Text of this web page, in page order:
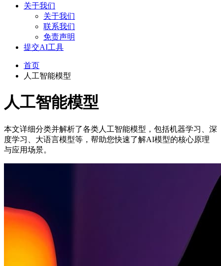
关于我们
关于我们
联系我们
免责声明
提交AI工具
首页
人工智能模型
人工智能模型
本文详细分类并解析了各类人工智能模型，包括机器学习、深
度学习、大语言模型等，帮助您快速了解AI模型的核心原理
与应用场景。